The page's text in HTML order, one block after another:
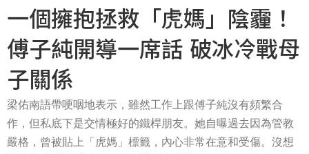
一個擁抱拯救「虎媽」陰霾！
傅子純開導一席話 破冰冷戰母
子關係
梁佑南語帶哽咽地表示，雖然工作上跟傅子純沒有頻繁合
作，但私底下是交情極好的鐵桿朋友。她自曝過去因為管教
嚴格，曾被貼上「虎媽」標籤，內心非常在意和受傷。沒想